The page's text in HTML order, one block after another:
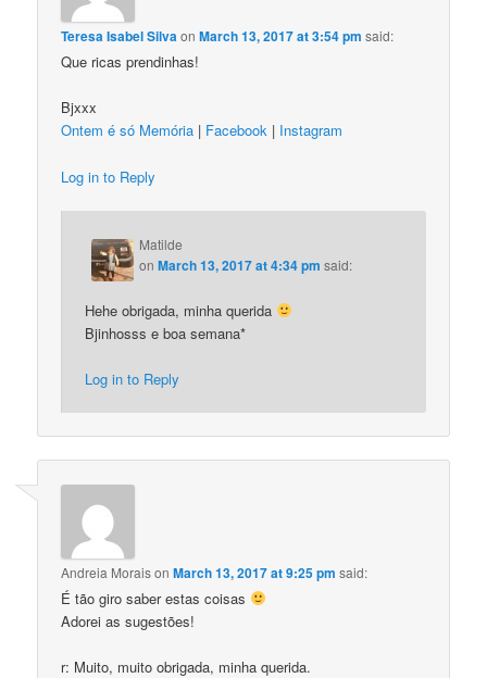
Teresa Isabel SilvaonMarch 13, 2017 at 3:54 pm said:
Que ricas prendinhas!
Bjxxx
Ontem é só Memória | Facebook | Instagram
Log in to Reply
Matilde
onMarch 13, 2017 at 4:34 pm said:
Hehe obrigada, minha querida
Bjinhosss e boa semana*
Log in to Reply
Andreia MoraisonMarch 13, 2017 at 9:25 pm said:
É tão giro saber estas coisas
Adorei as sugestões!
r: Muito, muito obrigada, minha querida.